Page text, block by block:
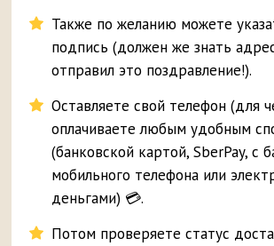
Также по желанию можете
подпись (должен же знать
отправил это поздравление!).
Оставляете свой телефон (для
оплачиваете любым удобным
(банковской картой, SberPay, с
мобильного телефона или
деньгами) 💳.
Потом проверяете статус